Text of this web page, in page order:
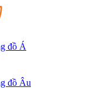
đồ Á
đồ Âu